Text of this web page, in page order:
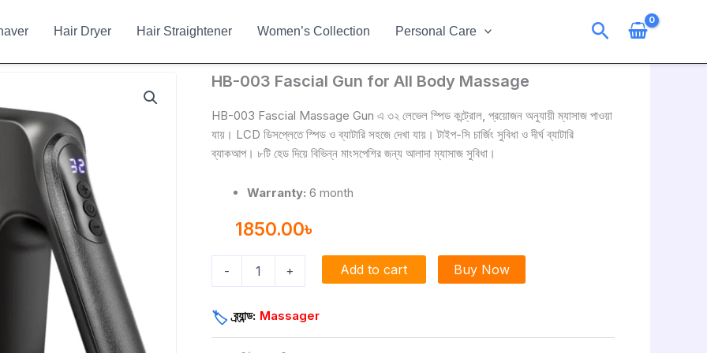
Hair Dryer Hair Straightener Women’s Collection Personal Care Search
HB-003 Fascial Gun for All Body Massage
HB-003 Fascial Massage Gun এ ৩২ লেভেল স্পিড কন্ট্রোল, প্রয়োজন অনুযায়ী ম্যাসাজ পাওয়া
যায়। LCD ডিসপ্লেতে স্পিড ও ব্যাটারি সহজে দেখা যায়। টাইপ-সি চার্জিং সুবিধা ও দীর্ঘ ব্যাটারি
ব্যাকআপ। ৮টি হেড দিয়ে বিভিন্ন মাংসপেশির জন্য আলাদা ম্যাসাজ সুবিধা।
Warranty: 6 month
1850.00৳
-
HB-
Fascial
for
All
Massage
+ Add to cart Buy Now
🏷️ ব্র্যান্ড: Massager